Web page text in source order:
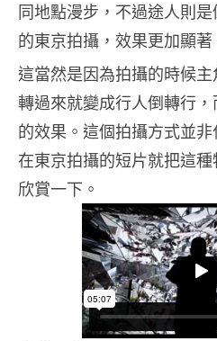
同地點漫步，不過途人則
的東京拍攝，效果更加顯著
這當然是因為拍攝的時候
轉過來就變成行人倒轉行
的效果。這個拍攝方式並
在東京拍攝的短片就把這
欣賞一下。